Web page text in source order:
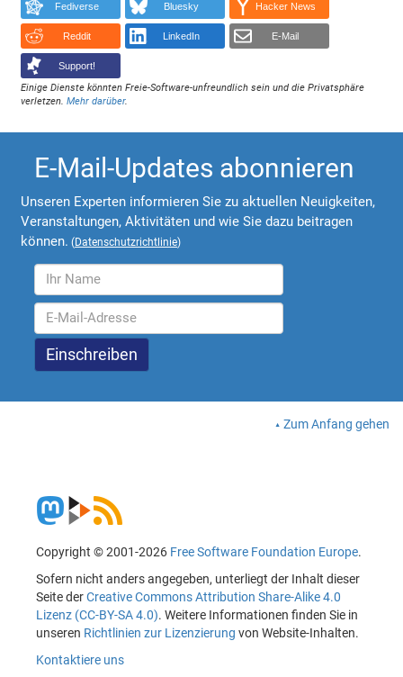
Fediverse Bluesky Hacker News
Reddit LinkedIn E-Mail
Support!
Einige Dienste könnten Freie-Software-unfreundlich sein und die Privatsphäre
verletzen.Mehr darüber.
E-Mail-Updates abonnieren
Unseren Experten informieren Sie zu aktuellen Neuigkeiten,
Veranstaltungen, Aktivitäten und wie Sie dazu beitragen
können. (Datenschutzrichtlinie)
Zum Anfang gehen
Copyright © 2001-2026 Free Software Foundation Europe.
Sofern nicht anders angegeben, unterliegt der Inhalt dieser
Seite derCreative Commons Attribution Share-Alike 4.0
Lizenz (CC-BY-SA 4.0). Weitere Informationen finden Sie in
unseren Richtlinien zur Lizenzierung von Website-Inhalten.
Kontaktiere uns